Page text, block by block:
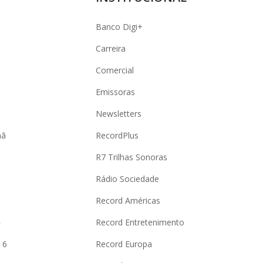
6
Banco Digi+
Carreira
Comercial
Emissoras
Newsletters
RecordPlus
R7 Trilhas Sonoras
Rádio Sociedade
Record Américas
Record Entretenimento
Record Europa